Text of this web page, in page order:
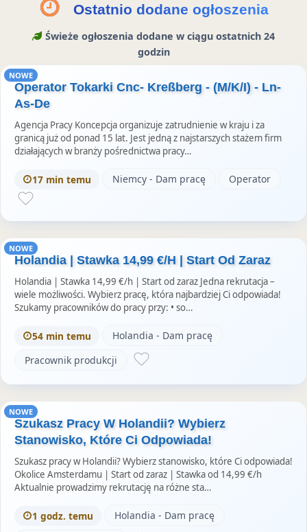
Ostatnio dodane ogłoszenia
Świeże ogłoszenia dodane w ciągu ostatnich 24
godzin
NOWE
Operator Tokarki Cnc- Kreßberg - (M/K/I) - Ln-
As-De
Agencja Pracy Koncepcja organizuje zatrudnienie w kraju i za
granicą już od ponad 15 lat. Jest jedną z najstarszych stażem firm
działających w branży pośrednictwa pracy…
17 min temu Niemcy - Dam pracę Operator
NOWE
Holandia | Stawka 14,99 €/H | Start Od Zaraz
Holandia | Stawka 14,99 €/h | Start od zaraz Jedna rekrutacja –
wiele możliwości. Wybierz pracę, która najbardziej Ci odpowiada!
Szukamy pracowników do pracy przy: • so…
54 min temu
Holandia - Dam pracę
Pracownik produkcji
NOWE
Szukasz Pracy W Holandii? Wybierz
Stanowisko, Które Ci Odpowiada!
Szukasz pracy w Holandii? Wybierz stanowisko, które Ci odpowiada!
Okolice Amsterdamu | Start od zaraz | Stawka od 14,99 €/h
Aktualnie prowadzimy rekrutację na różne sta…
1 godz. temu
Holandia - Dam pracę